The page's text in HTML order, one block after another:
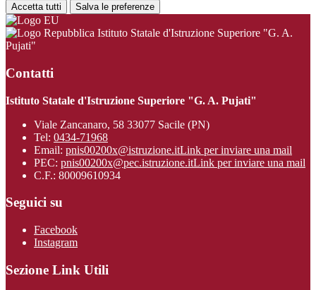
Accetta tutti Salva le preferenze
Istituto Statale d'Istruzione Superiore "G. A.
Pujati"
Contatti
Istituto Statale d'Istruzione Superiore "G. A. Pujati"
Viale Zancanaro, 58 33077 Sacile (PN)
Tel: 0434-71968
Email: pnis00200x@istruzione.itLink per inviare una mail
PEC: pnis00200x@pec.istruzione.itLink per inviare una mail
C.F.: 80009610934
Seguici su
Facebook
Instagram
Sezione Link Utili